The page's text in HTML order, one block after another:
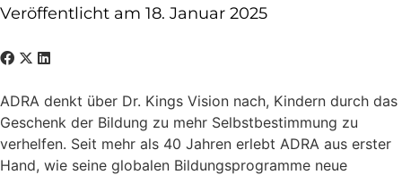
Veröffentlicht am 18. Januar 2025
ADRA denkt über Dr. Kings Vision nach, Kindern durch das
Geschenk der Bildung zu mehr Selbstbestimmung zu
verhelfen. Seit mehr als 40 Jahren erlebt ADRA aus erster
Hand, wie seine globalen Bildungsprogramme neue